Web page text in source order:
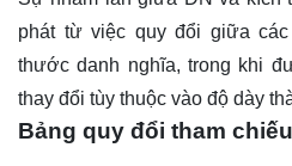
phát từ việc quy đổi giữa
thước danh nghĩa, trong khi
thay đổi tùy thuộc vào độ dày
Bảng quy đổi tham